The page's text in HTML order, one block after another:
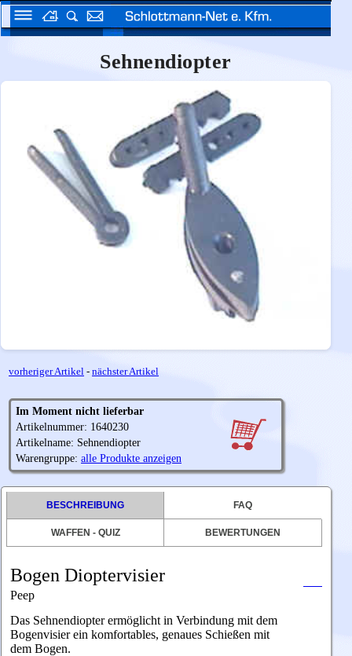
Sehnendiopter
vorheriger Artikel - nächster Artikel
Im Moment nicht lieferbar
Artikelnummer: 1640230
Artikelname: Sehnendiopter
Warengruppe: alle Produkte anzeigen
BESCHREIBUNG FAQ
WAFFEN - QUIZ BEWERTUNGEN
Bogen Dioptervisier
Peep
Das Sehnendiopter ermöglicht in Verbindung mit dem
Bogenvisier ein komfortables, genaues Schießen mit
dem Bogen.